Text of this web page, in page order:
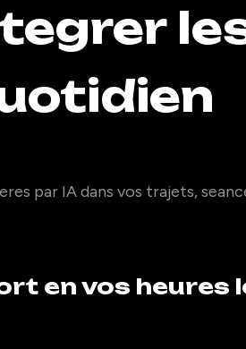
par IA dans vos trajets,
en vos heures